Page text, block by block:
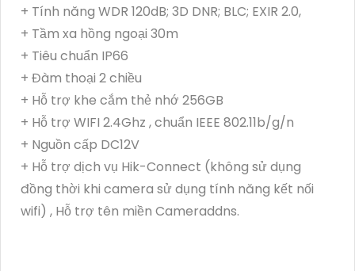
+ Tính năng WDR 120dB; 3D DNR; BLC; EXIR 2.0,
+ Tầm xa hồng ngoại 30m
+ Tiêu chuẩn IP66
+ Đàm thoại 2 chiều
+ Hỗ trợ khe cắm thẻ nhớ 256GB
+ Hỗ trợ WIFI 2.4Ghz , chuẩn IEEE 802.11b/g/n
+ Nguồn cấp DC12V
+ Hỗ trợ dịch vụ Hik-Connect (không sử dụng
đồng thời khi camera sử dụng tính năng kết nối
wifi) , Hỗ trợ tên miền Cameraddns.